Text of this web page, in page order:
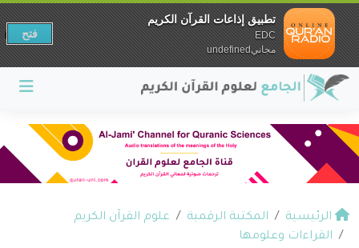
الرئيسية المكتبة الرقمية
علوم القرآن الكريم
القراءات وعلومها
تطبيق إذاعات القرآن الكريم
EDC
مجانيundefined
فتح